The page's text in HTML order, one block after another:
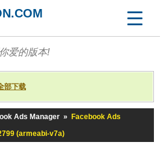
爱的版本!
部下载
Ads Manager »
Facebook Ads
(armeabi-v7a)